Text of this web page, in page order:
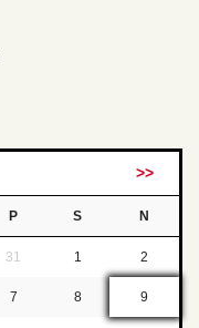
>>
P S N
31 1 2
7 8 9